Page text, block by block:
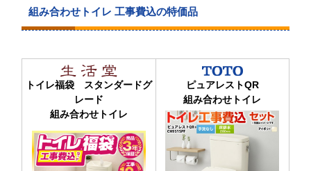
組み合わせトイレ 工事費込の特価品
トイレ福袋 スタンダードグ
レード
組み合わせトイレ
ピュアレストQR
組み合わせトイレ